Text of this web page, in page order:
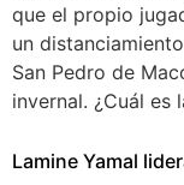
que el propio
un
San Pedro de
invernal. ¿Cuál
Lamine Yamal